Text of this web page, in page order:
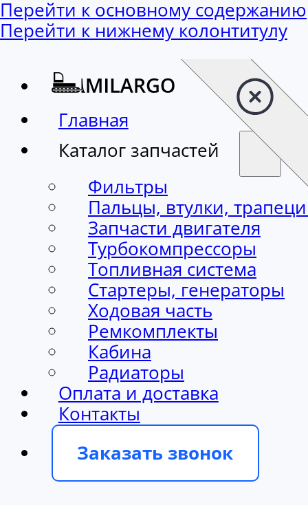
Перейти к основному содержанию
Перейти к нижнему колонтитулу
Главная
Каталог запчастей
Фильтры
Пальцы, втулки,
Запчасти двигателя
Турбокомпрессоры
Топливная система
Стартеры, генераторы
Ходовая часть
Ремкомплекты
Кабина
Радиаторы
Оплата и доставка
Контакты
Заказать звонок